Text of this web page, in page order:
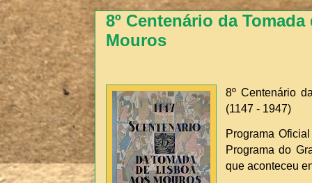
8º Centenário da
Mouros
8º Centenário
(1147 - 1947)
Programa
Programa do
que aconteceu